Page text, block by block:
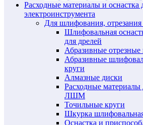
Расходные материалы и оснастка
электроинструмента
Для шлифования,
Шлифовальная
для дрелей
Абразивные отрезные
Абразивные
круги
Алмазные диски
Расходные
ЛШМ
Точильные круги
Шкурка
Оснастка и